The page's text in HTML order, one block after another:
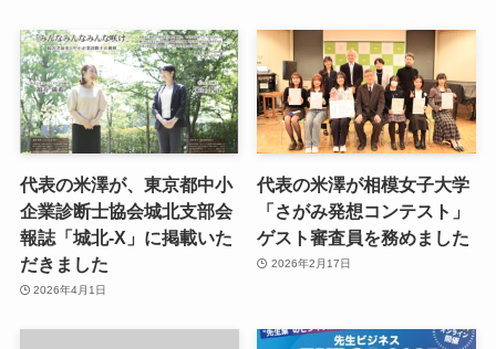
代表の米澤が、東京都中小
企業診断士協会城北支部会
報誌「城北-X」に掲載いた
だきました
2026年4月1日
代表の米澤が相模女子大学
「さがみ発想コンテスト」
ゲスト審査員を務めました
2026年2月17日